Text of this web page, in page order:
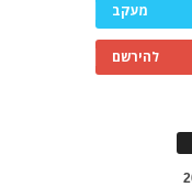
מעקב
להירשם